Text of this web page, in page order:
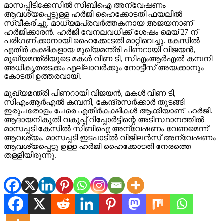
മാസപ്പിടിക്കേസിൽ സിബിഐ അന്വേഷണം
ആവശ്യപ്പെട്ടുള്ള ഹർജി ഹൈക്കോടതി ഫയലിൽ
സ്വീകരിച്ചു. മാധ്യമപ്രവർത്തകനായ അജയനാണ്
ഹ‍ർജിക്കാരൻ. ഹർജി വേനലവധിക്ക് ശേഷം മെയ് 27 ന്
പരിഗണിക്കാനായി ഹൈക്കോടതി മാറ്റിവെച്ചു. കേസിൽ
എതിർ കക്ഷികളായ മുഖ്യമന്ത്രി പിണറായി വിജയൻ,
മുഖ്യമന്ത്രിയുടെ മകൾ വീണ ടി, സിഎംആർഎൽ കമ്പനി
അധികൃതരടക്കം എല്ലാവർക്കും നോട്ടീസ് അയക്കാനും
കോടതി ഉത്തരവായി.
മുഖ്യമന്ത്രി പിണറായി വിജയൻ, മകൾ വീണ ടി,
സിഎംആർഎൽ കമ്പനി, കേന്ദ്രസർക്കാർ തുടങ്ങി
ഇരുപതോളം പേരെ എതിർകക്ഷികൾ ആക്കിയാണ് ഹർജി.
ആദായനികുതി വകുപ്പ് റിപ്പോർട്ടിന്റെ അടിസ്ഥാനത്തിൽ
മാസപ്പടി കേസിൽ സിബിഐ അന്വേഷണം വേണമെന്ന്
ആവശ്യം. മാസപ്പടി ഇടപാടിൽ വിജിലൻസ് അന്വേഷണം
ആവശ്യപ്പെട്ടു ഉള്ള ഹർജി ഹൈക്കോടതി നേരത്തെ
തള്ളിയിരുന്നു.